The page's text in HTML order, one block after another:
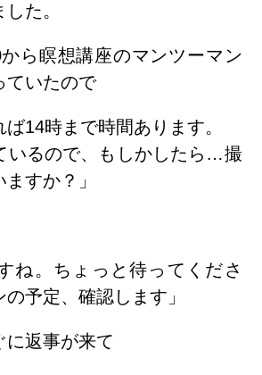
た。
ら瞑想講座のマンツーマン
ていたので
ば14時まで時間あります。
いるので、もしかしたら…撮
すか？」
ね。ちょっと待ってくださ
予定、確認します」
に返事が来て